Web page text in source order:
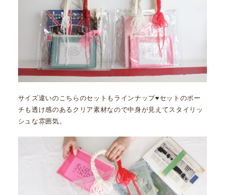
サイズ違いのこちらのセットもラインナップ♥セットのポー
チも透け感のあるクリア素材なので中身が見えてスタイリッ
シュな雰囲気。